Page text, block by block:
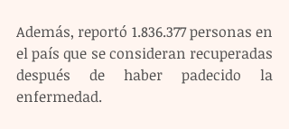
Además, reportó 1.836.377 personas en
el país que se consideran recuperadas
después de haber padecido la
enfermedad.